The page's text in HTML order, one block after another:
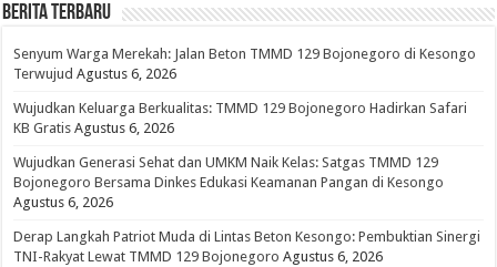
BERITA TERBARU
Senyum Warga Merekah: Jalan Beton TMMD 129 Bojonegoro di Kesongo
Terwujud Agustus 6, 2026
Wujudkan Keluarga Berkualitas: TMMD 129 Bojonegoro Hadirkan Safari
KB Gratis Agustus 6, 2026
Wujudkan Generasi Sehat dan UMKM Naik Kelas: Satgas TMMD 129
Bojonegoro Bersama Dinkes Edukasi Keamanan Pangan di Kesongo
Agustus 6, 2026
Derap Langkah Patriot Muda di Lintas Beton Kesongo: Pembuktian Sinergi
TNI-Rakyat Lewat TMMD 129 Bojonegoro Agustus 6, 2026